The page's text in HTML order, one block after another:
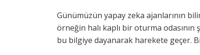
Günümüzün yapay zeka ajanlarının
örneğin halı kaplı bir oturma
bu bilgiye dayanarak harekete geçer.